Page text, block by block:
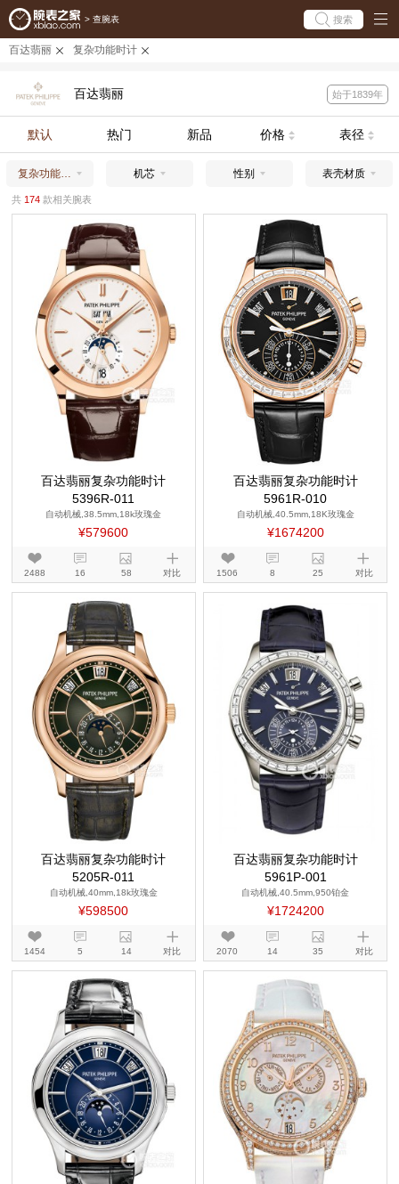
> 查腕表 搜索
百达翡丽 复杂功能时计
百达翡丽 始于1839年
默认 热门 新品 价格 表径
复杂功能时计 机芯 性别 表壳材质
共 174款相关腕表
百达翡丽复杂功能时计
5396R-011
自动机械,38.5mm,18k玫瑰金
¥579600
2488 16 58 对比
百达翡丽复杂功能时计
5961R-010
自动机械,40.5mm,18K玫瑰金
¥1674200
1506 8 25 对比
百达翡丽复杂功能时计
5205R-011
自动机械,40mm,18k玫瑰金
¥598500
1454 5 14 对比
百达翡丽复杂功能时计
5961P-001
自动机械,40.5mm,950铂金
¥1724200
2070 14 35 对比